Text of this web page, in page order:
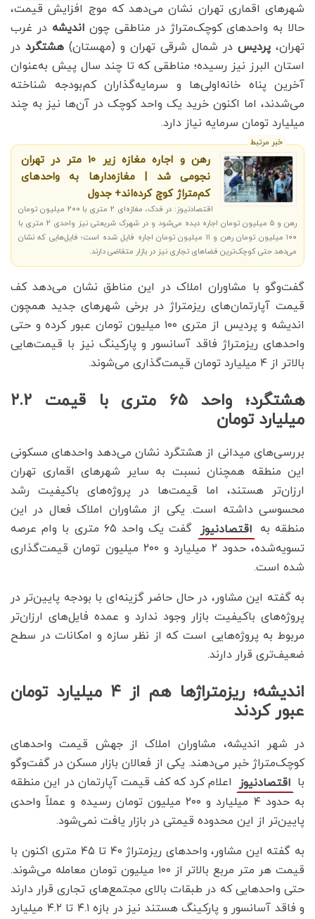
شهرهای اقماری تهران نشان می‌دهد که موج افزایش قیمت،
حالا به واحدهای کوچک‌متراژ در مناطقی چون اندیشه در غرب
تهران، پردیس در شمال شرقی تهران و (مهستان) هشتگرد در
استان البرز نیز رسیده؛ مناطقی که تا چند سال پیش به‌عنوان
آخرین پناه خانه‌اولی‌ها و سرمایه‌گذاران کم‌بودجه شناخته
می‌شدند، اما اکنون خرید یک واحد کوچک در آن‌ها نیز به چند
میلیارد تومان سرمایه نیاز دارد.
خبر مرتبط
رهن و اجاره مغازه زیر 10 متر در تهران
نجومی شد | مغازه‌دارها به واحدهای
کم‌متراژ کوچ کرده‌اند+ جدول
اقتصادنیوز: در فدک، مغازه‌ای ۲ متری با ۲۰۰ میلیون تومان
رهن و ۵ میلیون تومان اجاره دیده می‌شود و در شهرک شریعتی نیز واحدی ۲ متری با
۱۰۰ میلیون تومان رهن و ۱۱ میلیون تومان اجاره فایل شده است؛ فایل‌هایی که نشان
می‌دهد حتی کوچک‌ترین فضاهای تجاری نیز در بازار متقاضی دارند.
گفت‌وگو با مشاوران املاک در این مناطق نشان می‌دهد کف
قیمت آپارتمان‌های ریزمتراژ در برخی شهرهای جدید همچون
اندیشه و پردیس از متری ۱۰۰ میلیون تومان عبور کرده و حتی
واحدهای ریزمتراژ فاقد آسانسور و پارکینگ نیز با قیمت‌هایی
بالاتر از ۴ میلیارد تومان قیمت‌گذاری می‌شوند.
هشتگرد؛ واحد ۶۵ متری با قیمت ۲.۲
میلیارد تومان
بررسی‌های میدانی از هشتگرد نشان می‌دهد واحدهای مسکونی
این منطقه همچنان نسبت به سایر شهرهای اقماری تهران
ارزان‌تر هستند، اما قیمت‌ها در پروژه‌های باکیفیت رشد
محسوسی داشته است. یکی از مشاوران املاک فعال در این
منطقه به اقتصادنیوز
گفت یک واحد ۶۵ متری با وام عرصه
تسویه‌شده، حدود ۲ میلیارد و ۲۰۰ میلیون تومان قیمت‌گذاری
شده است.
به گفته این مشاور، در حال حاضر گزینه‌ای با بودجه پایین‌تر در
پروژه‌های باکیفیت بازار وجود ندارد و عمده فایل‌های ارزان‌تر
مربوط به پروژه‌هایی است که از نظر سازه و امکانات در سطح
ضعیف‌تری قرار دارند.
اندیشه؛ ریزمتراژها هم از ۴ میلیارد تومان
عبور کردند
در شهر اندیشه، مشاوران املاک از جهش قیمت واحدهای
کوچک‌متراژ خبر می‌دهند. یکی از فعالان بازار مسکن در گفت‌وگو
با اقتصادنیوز
اعلام کرد که کف قیمت آپارتمان در این منطقه
به حدود ۴ میلیارد و ۲۰۰ میلیون تومان رسیده و عملاً واحدی
پایین‌تر از این محدوده قیمتی در بازار یافت نمی‌شود.
به گفته این مشاور، واحدهای ریزمتراژ ۴۰ تا ۴۵ متری اکنون با
قیمت هر متر مربع بالاتر از ۱۰۰ میلیون تومان معامله می‌شوند.
حتی واحدهایی که در طبقات بالای مجتمع‌های تجاری قرار دارند
و فاقد آسانسور و پارکینگ هستند نیز در بازه ۴.۱ تا ۴.۲ میلیارد